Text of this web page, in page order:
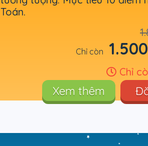
Toán.
Chỉ còn
Chỉ
Xem thêm